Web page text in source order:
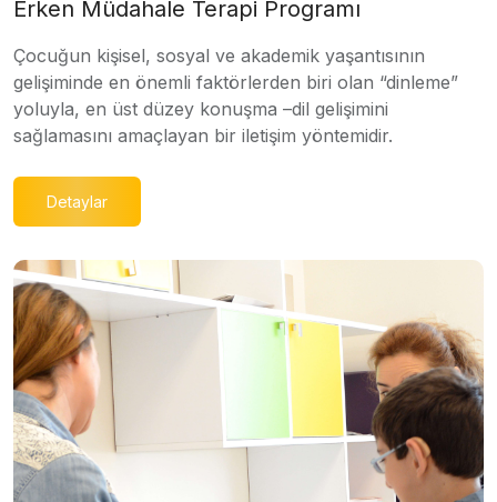
Erken Müdahale Terapi Programı
Çocuğun kişisel, sosyal ve akademik yaşantısının
gelişiminde en önemli faktörlerden biri olan “dinleme”
yoluyla, en üst düzey konuşma –dil gelişimini
sağlamasını amaçlayan bir iletişim yöntemidir.
Detaylar